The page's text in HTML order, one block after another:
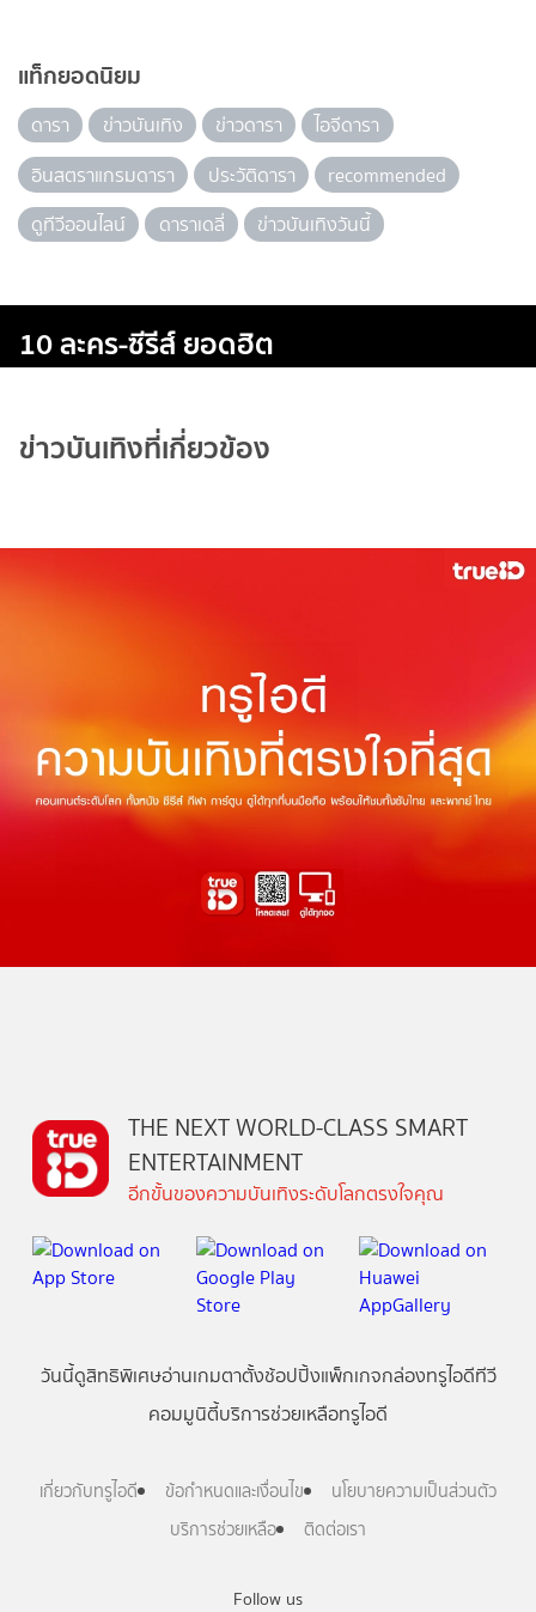
แท็กยอดนิยม
ดารา ข่าวบันเทิง ข่าวดารา
ไอจีดารา
อินสตราแกรมดารา
ประวัติดารา
recommended
ดูทีวีออนไลน์
ดาราเดลี่ ข่าวบันเทิงวันนี้
10 ละคร-ซีรีส์ ยอดฮิต
ข่าวบันเทิงที่เกี่ยวข้อง
Follow us
THE NEXT WORLD-CLASS SMART
ENTERTAINMENT
อีกขั้นของความบันเทิงระดับโลกตรงใจคุณ
วันนี้ดูสิทธิพิเศษอ่านเกมตาตั้งช้อปปิ้งแพ็กเกจกล่องทรูไอดีทีวี
คอมมูนิตี้บริการช่วยเหลือทรูไอดี
เกี่ยวกับทรูไอดี ข้อกำหนดและเงื่อนไข
นโยบายความเป็นส่วนตัว
บริการช่วยเหลือ
ติดต่อเรา